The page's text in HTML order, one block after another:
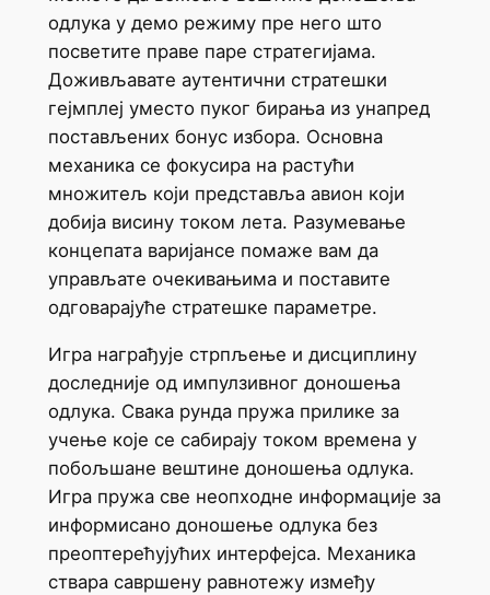
одлука у демо режиму пре него што
посветите праве паре стратегијама.
Доживљавате аутентични стратешки
гејмплеј уместо пуког бирања из унапред
постављених бонус избора. Основна
механика се фокусира на растући
множитељ који представља авион који
добија висину током лета. Разумевање
концепата варијансе помаже вам да
управљате очекивањима и поставите
одговарајуће стратешке параметре.
Игра награђује стрпљење и дисциплину
доследније од импулзивног доношења
одлука. Свака рунда пружа прилике за
учење које се сабирају током времена у
побољшане вештине доношења одлука.
Игра пружа све неопходне информације за
информисано доношење одлука без
преоптерећујућих интерфејса. Механика
ствара савршену равнотежу између